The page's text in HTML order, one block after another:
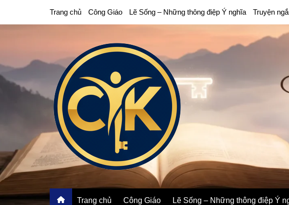
Trang chủ Công Giáo Lẽ Sống – Những thông điệp Ý nghĩa Truyện
Trang chủ Công Giáo Lẽ Sống – Những thông điệp Ý